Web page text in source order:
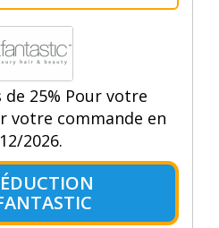
25% Pour votre
votre commande en
2026.